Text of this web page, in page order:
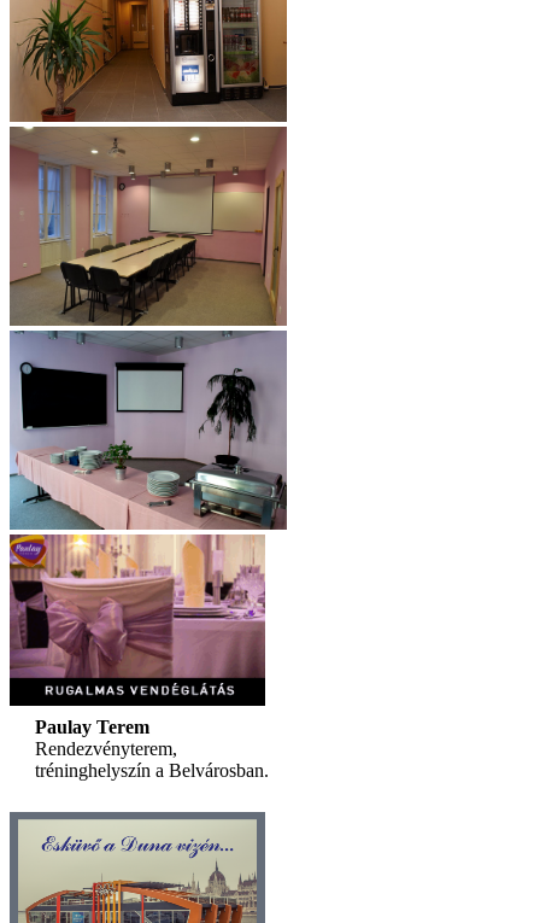
Paulay Terem
Rendezvényterem,
tréninghelyszín a Belvárosban.